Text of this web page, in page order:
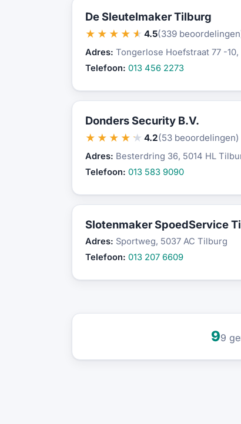
De Sleutelmaker Tilburg
★★★★★ 4.5(339
Adres: Tongerlose Hoefstraat 77 -
Telefoon: 013 456 2273
Donders Security B.V.
★★★★★ 4.2(53 beoordelingen)
Adres: Besterdring 36, 5014 HL
Telefoon: 013 583 9090
Slotenmaker SpoedService
Adres: Sportweg, 5037 AC Tilburg
Telefoon: 013 207 6609
99